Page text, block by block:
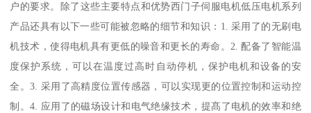
户的要求。除了这些主要特点和优势西门子伺服电机低压电机系列
产品还具有以下一些可能被忽略的细节和知识：1. 采用了的无刷电
机技术，使得电机具有更低的噪音和更长的寿命。2. 配备了智能温
度保护系统，可以在温度过高时自动停机，保护电机和设备的安
全。3. 采用了高精度位置传感器，可以实现更的位置控制和运动控
制。4. 应用了的磁场设计和电气绝缘技术，提髙了电机的效率和绝